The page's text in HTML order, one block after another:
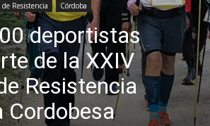
de Resistencia Córdoba
deportistas
de la XXIV
Resistencia
Cordobesa